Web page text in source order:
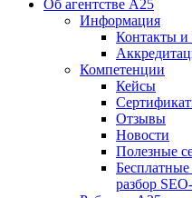
Об агентстве А25
Информация
Контакты и
Компетенции
Кейсы
Отзывы
Новости
Полезные
Бесплатные
разбор